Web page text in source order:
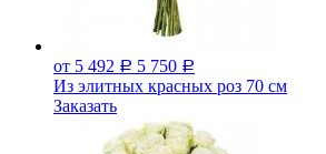
от 5 492 Р 5 750 Р
Из элитных красных роз 70 см
Заказать